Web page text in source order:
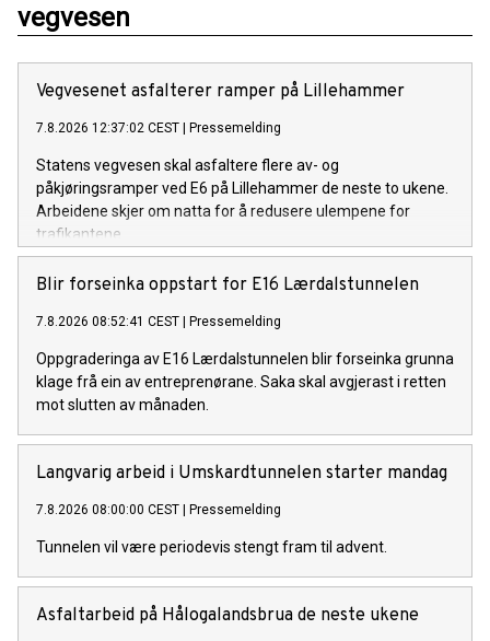
vegvesen
Vegvesenet asfalterer ramper på Lillehammer
7.8.2026 12:37:02 CEST | Pressemelding
Statens vegvesen skal asfaltere flere av- og
påkjøringsramper ved E6 på Lillehammer de neste to ukene.
Arbeidene skjer om natta for å redusere ulempene for
trafikantene.
Blir forseinka oppstart for E16 Lærdalstunnelen
7.8.2026 08:52:41 CEST | Pressemelding
Oppgraderinga av E16 Lærdalstunnelen blir forseinka grunna
klage frå ein av entreprenørane. Saka skal avgjerast i retten
mot slutten av månaden.
Langvarig arbeid i Umskardtunnelen starter mandag
7.8.2026 08:00:00 CEST | Pressemelding
Tunnelen vil være periodevis stengt fram til advent.
Asfaltarbeid på Hålogalandsbrua de neste ukene